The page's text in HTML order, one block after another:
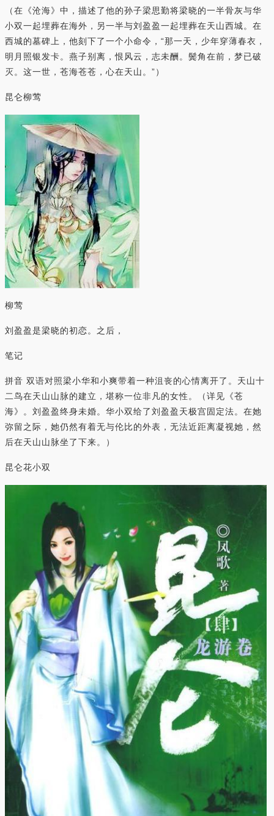
（在《沧海》中，描述了他的孙子梁思勤将梁晓的一半骨灰与华
小双一起埋葬在海外，另一半与刘盈盈一起埋葬在天山西城。在
西城的墓碑上，他刻下了一个小命令，“那一天，少年穿薄春衣，
明月照银发卡。燕子别离，恨风云，志未酬。鬓角在前，梦已破
灭。这一世，苍海苍苍，心在天山。”）
昆仑柳莺
柳莺
刘盈盈是梁晓的初恋。之后，
笔记
拼音 双语对照梁小华和小爽带着一种沮丧的心情离开了。天山十
二鸟在天山山脉的建立，堪称一位非凡的女性。（详见《苍
海》。刘盈盈终身未婚。华小双给了刘盈盈天极宫固定法。在她
弥留之际，她仍然有着无与伦比的外表，无法近距离凝视她，然
后在天山山脉坐了下来。）
昆仑花小双